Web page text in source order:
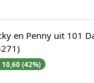
en Penny uit 101
10,60 (42%)